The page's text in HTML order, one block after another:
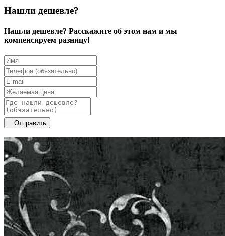
Нашли дешевле?
Нашли дешевле? Расскажите об этом нам и мы
компенсируем разницу!
Отправить